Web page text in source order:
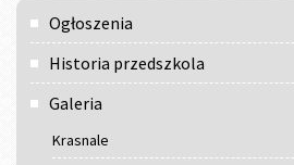
Menu
główne
Ogłoszenia
Historia przedszkola
Galeria
Krasnale